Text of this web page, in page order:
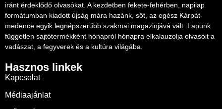
iránt érdeklődő olvasókat. A kezdetben fekete-fehérben, napilap
formátumban kiadott újság mára hazánk, sőt, az egész Kárpát-
medence egyik legnépszerűbb szakmai magazinjává vált. Lapunk
független sajtótermékként hónapról hónapra elkalauzolja olvasóit a
vadászat, a fegyverek és a kultúra világába.
Hasznos linkek
Kapcsolat
Médiaajánlat